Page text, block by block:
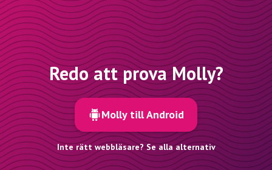
Redo att prova Molly?
Molly till Android
Inte rätt webbläsare? Se alla alternativ